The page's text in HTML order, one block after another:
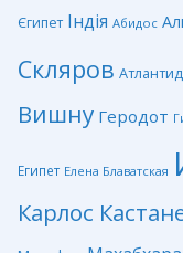
Єгипет Індія Абидос
Скляров
Вишну Геродот
Египет Елена Блаватская
Карлос